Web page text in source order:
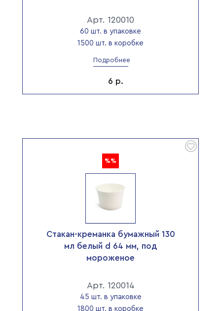
Арт. 120010
60 шт. в упаковке
1500 шт. в коробке
Подробнее
6 р.
%%
Стакан-креманка бумажный 130
мл белый d 64 мм, под
мороженое
Арт. 120014
45 шт. в упаковке
1800 шт. в коробке